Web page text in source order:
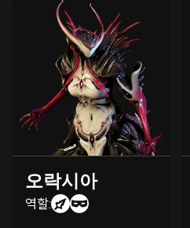
오락시아
역할: